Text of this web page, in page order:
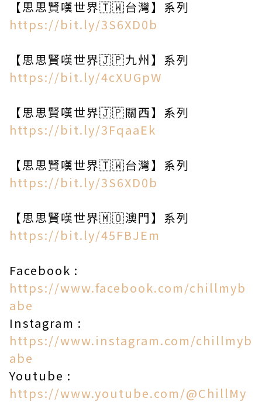
【思思賢嘆世界🇹🇼台灣】系列
https://bit.ly/3S6XD0b
【思思賢嘆世界🇯🇵九州】系列
https://bit.ly/4cXUGpW
【思思賢嘆世界🇯🇵關西】系列
https://bit.ly/3FqaaEk
【思思賢嘆世界🇹🇼台灣】系列
https://bit.ly/3S6XD0b
【思思賢嘆世界🇲🇴澳門】系列
https://bit.ly/45FBJEm
Facebook :
https://www.facebook.com/chillmyb
abe​
Instagram :
https://www.instagram.com/chillmyb
abe
Youtube :
https://www.youtube.com/@ChillMy